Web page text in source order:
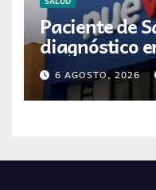
Paciente de
diagnóstico
por6 AGOSTO, 2026